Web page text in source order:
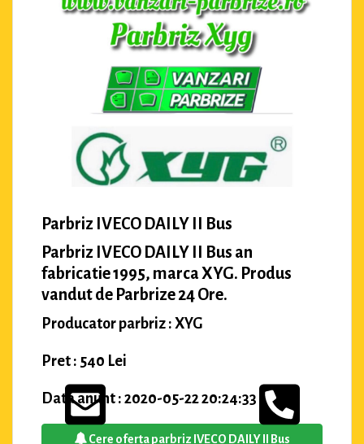
Parbriz IVECO DAILY II Bus
Parbriz IVECO DAILY II Bus an
fabricatie 1995, marca XYG. Produs
vandut de Parbrize 24 Ore.
Producator parbriz : XYG
Pret : 540 Lei
Data anunt : 2020-05-22 20:24:33
Cere oferta parbriz IVECO DAILY II Bus